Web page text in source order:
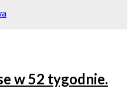
w 52 tygodnie.